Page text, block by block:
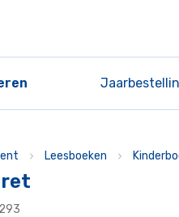
Leesboeken